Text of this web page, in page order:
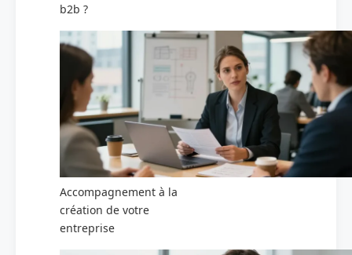
b2b ?
Accompagnement à la
création de votre
entreprise